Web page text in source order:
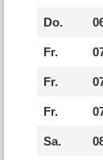
Do.
Fr.
Fr.
Fr.
Sa.